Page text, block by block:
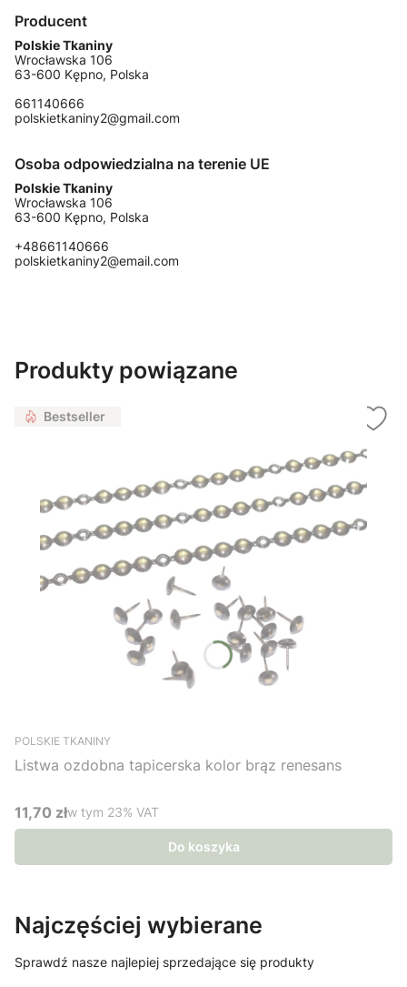
Producent
Polskie Tkaniny
Wrocławska 106
63-600 Kępno, Polska
661140666
polskietkaniny2@gmail.com
Osoba odpowiedzialna na terenie UE
Polskie Tkaniny
Wrocławska 106
63-600 Kępno, Polska
+48661140666
polskietkaniny2@email.com
Produkty powiązane
Bestseller
POLSKIE TKANINY
Listwa ozdobna tapicerska kolor brąz renesans
Cena brutto
11,70 złw tym %s VAT
w tym 23% VAT
Do koszyka
Najczęściej wybierane
Sprawdź nasze najlepiej sprzedające się produkty